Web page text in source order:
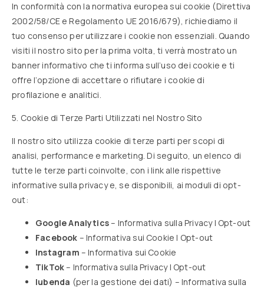
In conformità con la normativa europea sui cookie (Direttiva
2002/58/CE e Regolamento UE 2016/679), richiediamo il
tuo consenso per utilizzare i cookie non essenziali. Quando
visiti il nostro sito per la prima volta, ti verrà mostrato un
banner informativo che ti informa sull’uso dei cookie e ti
offre l’opzione di accettare o rifiutare i cookie di
profilazione e analitici.
5. Cookie di Terze Parti Utilizzati nel Nostro Sito
Il nostro sito utilizza cookie di terze parti per scopi di
analisi, performance e marketing. Di seguito, un elenco di
tutte le terze parti coinvolte, con i link alle rispettive
informative sulla privacy e, se disponibili, ai moduli di opt-
out:
Google Analytics– Informativa sulla Privacy| Opt-out
Facebook –Informativa sui Cookie | Opt-out
Instagram –Informativa sui Cookie
TikTok– Informativa sulla Privacy| Opt-out
Iubenda (per la gestione dei dati) – Informativa sulla